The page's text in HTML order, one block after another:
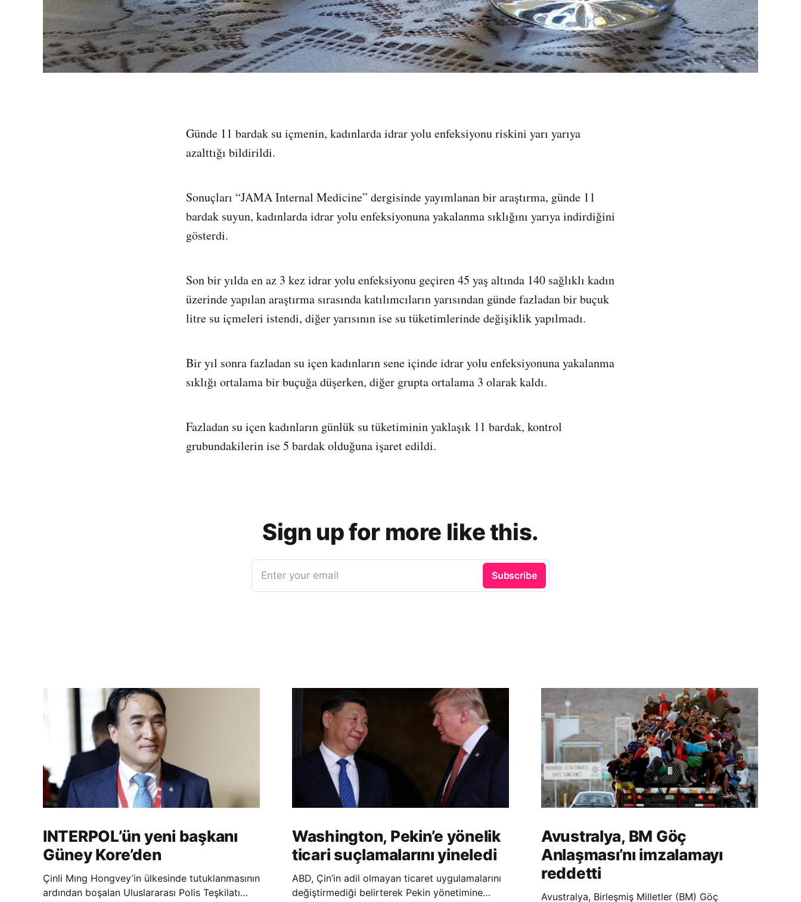
Günde 11 bardak su içmenin, kadınlarda idrar yolu enfeksiyonu riskini yarı yarıya
azalttığı bildirildi.
Sonuçları “JAMA Internal Medicine” dergisinde yayımlanan bir araştırma, günde 11
bardak suyun, kadınlarda idrar yolu enfeksiyonuna yakalanma sıklığını yarıya indirdiğini
gösterdi.
Son bir yılda en az 3 kez idrar yolu enfeksiyonu geçiren 45 yaş altında 140 sağlıklı kadın
üzerinde yapılan araştırma sırasında katılımcıların yarısından günde fazladan bir buçuk
litre su içmeleri istendi, diğer yarısının ise su tüketimlerinde değişiklik yapılmadı.
Bir yıl sonra fazladan su içen kadınların sene içinde idrar yolu enfeksiyonuna yakalanma
sıklığı ortalama bir buçuğa düşerken, diğer grupta ortalama 3 olarak kaldı.
Fazladan su içen kadınların günlük su tüketiminin yaklaşık 11 bardak, kontrol
grubundakilerin ise 5 bardak olduğuna işaret edildi.
Sign up for more like this.
Enter your email Subscribe
INTERPOL’ün yeni başkanı
Güney Kore’den
Çinli Mıng Hongvey’in ülkesinde tutuklanmasının
ardından boşalan Uluslararası Polis Teşkilatı
Washington, Pekin’e yönelik
ticari suçlamalarını yineledi
ABD, Çin’in adil olmayan ticaret uygulamalarını
değiştirmediği belirterek Pekin yönetimine
Avustralya, BM Göç
Anlaşması’nı imzalamayı
reddetti
Avustralya, Birleşmiş Milletler (BM) Göç